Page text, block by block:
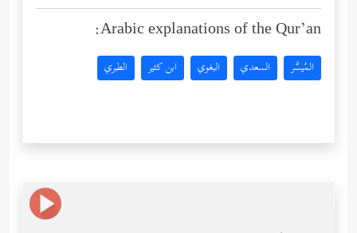
Arabic explanations of the Qur’an:
المُيسَّر السعدي البغوي ابن كثير الطبري